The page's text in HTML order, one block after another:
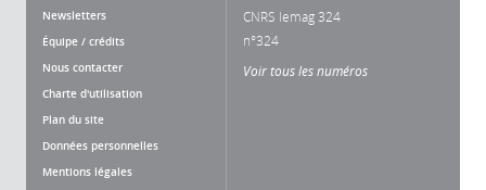
Newsletters
Équipe / crédits
Nous contacter
Charte d'utilisation
Plan du site
Données personnelles
Mentions légales
CNRS lemag 324
n°324
Voir tous les numéros